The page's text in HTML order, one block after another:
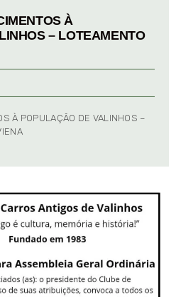
À
– LOTEAMENTO
À POPULAÇÃO DE VALINHOS –